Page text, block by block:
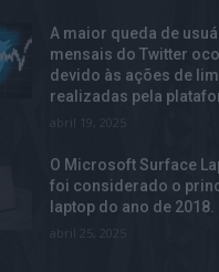
A maior queda de
mensais do Twitter
devido às ações de
realizadas pela
abril 19, 2025
O Microsoft Surface
foi considerado o
laptop do ano de 2018.
abril 25, 2025